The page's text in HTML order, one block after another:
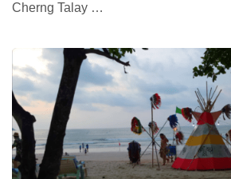
Cherng Talay …